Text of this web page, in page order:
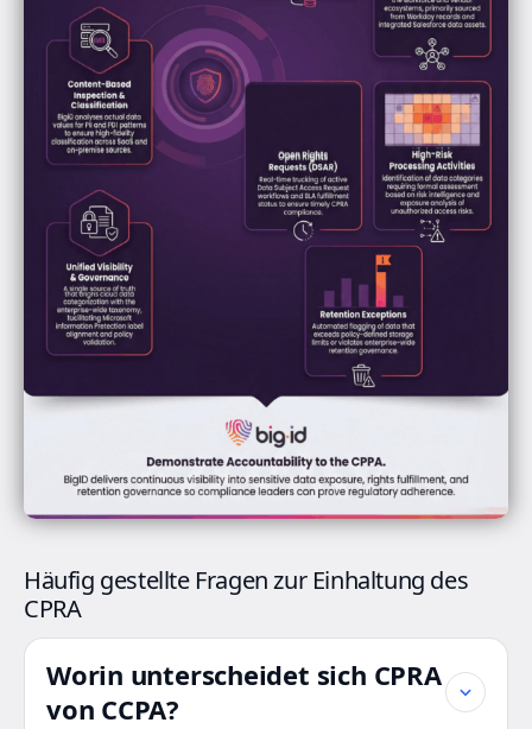
Häufig gestellte Fragen zur Einhaltung des
CPRA
Worin unterscheidet sich CPRA
von CCPA?